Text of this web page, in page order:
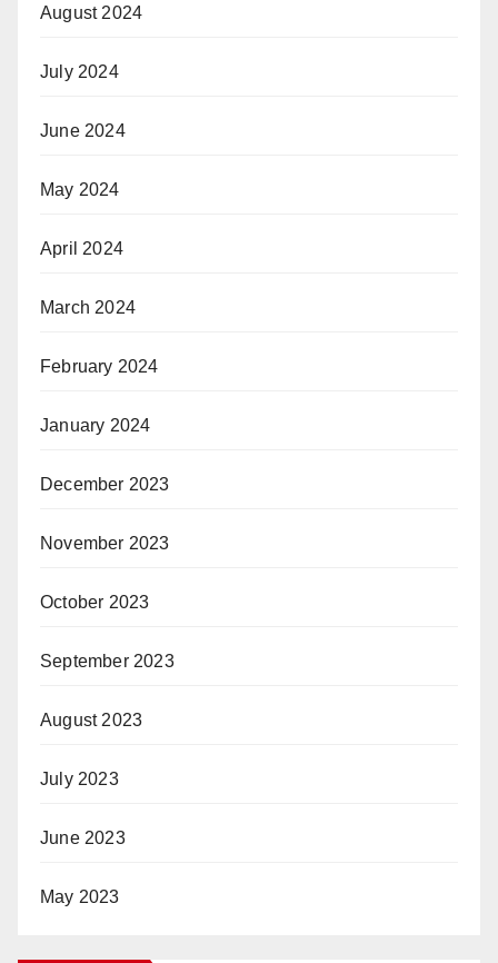
August 2024
July 2024
June 2024
May 2024
April 2024
March 2024
February 2024
January 2024
December 2023
November 2023
October 2023
September 2023
August 2023
July 2023
June 2023
May 2023